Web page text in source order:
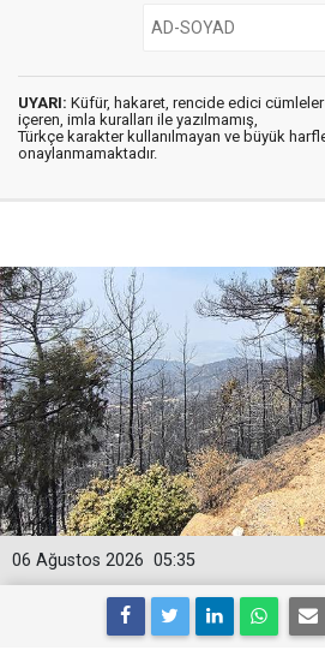
UYARI: Küfür, hakaret, rencide edici cümleler
içeren, imla kuralları ile yazılmamış,
Türkçe karakter kullanılmayan ve büyük
onaylanmamaktadır.
05:35
06 Ağustos 2026